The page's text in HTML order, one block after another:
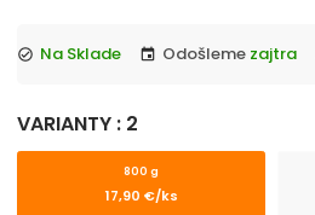
check_circle Na Sklade event Odošleme zajtra
VARIANTY : 2
800 g
17,90 €/ks